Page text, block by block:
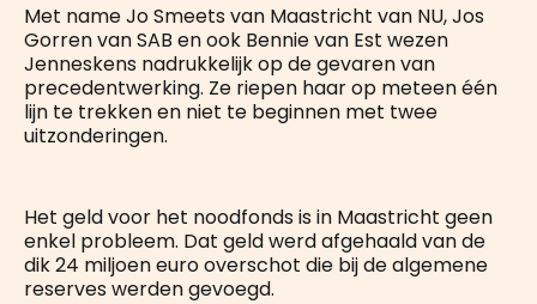
Met name Jo Smeets van Maastricht van NU, Jos
Gorren van SAB en ook Bennie van Est wezen
Jenneskens nadrukkelijk op de gevaren van
precedentwerking. Ze riepen haar op meteen één
lijn te trekken en niet te beginnen met twee
uitzonderingen.
Het geld voor het noodfonds is in Maastricht geen
enkel probleem. Dat geld werd afgehaald van de
dik 24 miljoen euro overschot die bij de algemene
reserves werden gevoegd.